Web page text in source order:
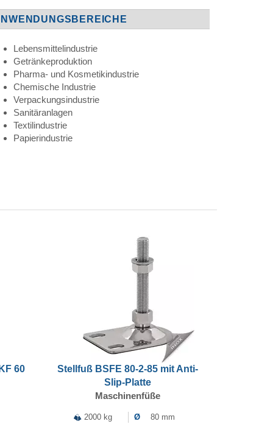
Lebensmittelindustrie
Getränkeproduktion
Pharma- und Kosmetikindustrie
Chemische Industrie
Verpackungsindustrie
Sanitäranlagen
Textilindustrie
Papierindustrie
60
Stellfuß BSFE 80-2-85 mit Anti-
Slip-Platte
Maschinenfüße
2000 kg Ø 80 mm